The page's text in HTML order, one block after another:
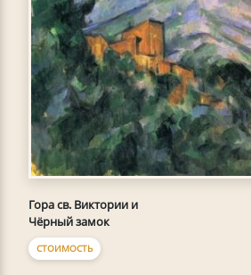
Гора св. Виктории и
Чёрный замок
СТОИМОСТЬ